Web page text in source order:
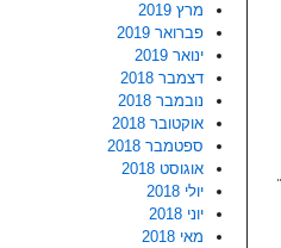
מרץ 2019
פברואר 2019
ינואר 2019
דצמבר 2018
נובמבר 2018
אוקטובר 2018
ספטמבר 2018
אוגוסט 2018
יולי 2018
יוני 2018
מאי 2018